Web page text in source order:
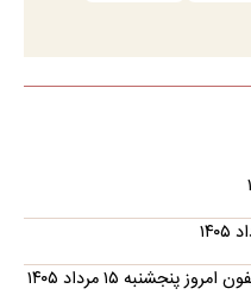
۱۵ مرداد ۱۴۰۵